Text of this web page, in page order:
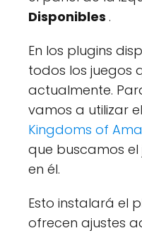
Disponibles .
En los plugins
todos los juegos
actualmente.
vamos a utilizar
Kingdoms of
que buscamos
en él.
Esto instalará el
ofrecen ajustes